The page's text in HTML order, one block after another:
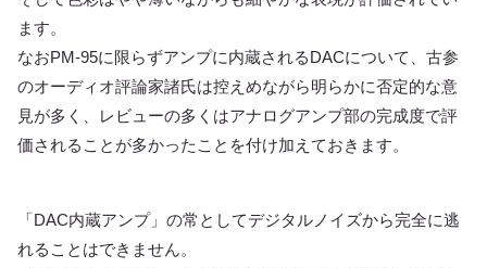
ます。
なおPM-95に限らずアンプに内蔵されるDACについて、古参
のオーディオ評論家諸氏は控えめながら明らかに否定的な意
見が多く、レビューの多くはアナログアンプ部の完成度で評
価されることが多かったことを付け加えておきます。
「DAC内蔵アンプ」の常としてデジタルノイズから完全に逃
れることはできません。